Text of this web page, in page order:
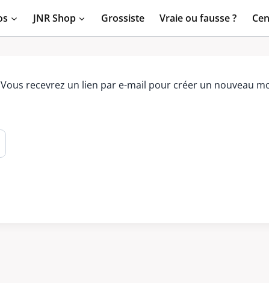
JNR Shop Grossiste Vraie ou fausse ?
recevrez un lien par e-mail pour créer un nouveau